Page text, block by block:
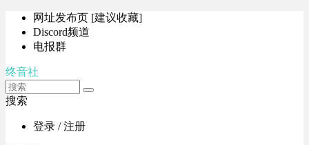
网址发布页 [建议收藏]
Discord频道
电报群
终音社
搜索
登录 / 注册